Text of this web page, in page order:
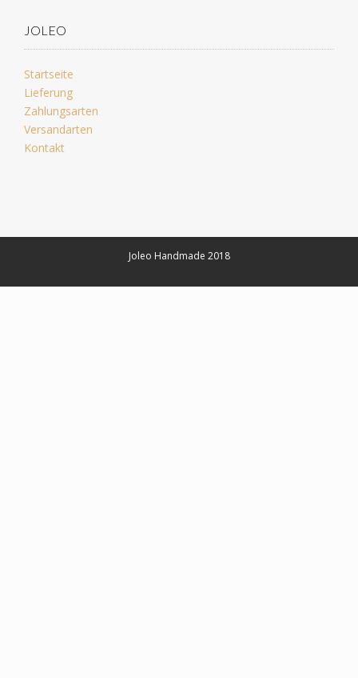
JOLEO
Startseite
Lieferung
Zahlungsarten
Versandarten
Kontakt
Joleo Handmade 2018